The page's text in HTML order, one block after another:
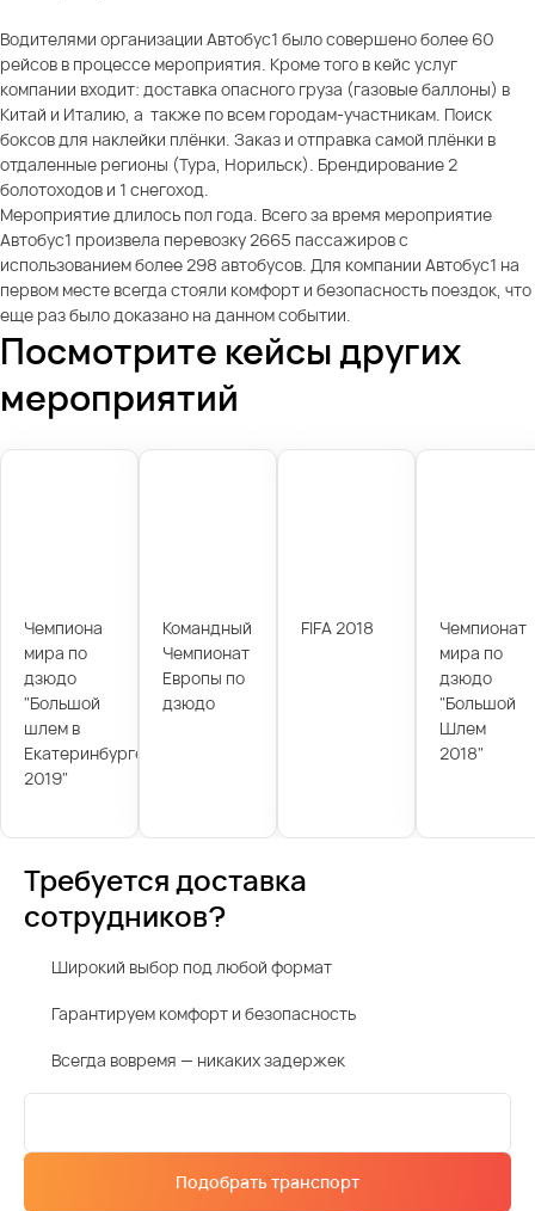
Водителями организации Автобус1 было совершено более 60
рейсов в процессе мероприятия. Кроме того в кейс услуг
компании входит: доставка опасного груза (газовые баллоны) в
Китай и Италию, а также по всем городам-участникам. Поиск
боксов для наклейки плёнки. Заказ и отправка самой плёнки в
отдаленные регионы (Тура, Норильск). Брендирование 2
болотоходов и 1 снегоход.
Мероприятие длилось пол года. Всего за время мероприятие
Автобус1 произвела перевозку 2665 пассажиров с
использованием более 298 автобусов. Для компании Автобус1 на
первом месте всегда стояли комфорт и безопасность поездок, что
еще раз было доказано на данном событии.
Посмотрите кейсы других
мероприятий
Чемпиона
мира по
дзюдо
"Большой
шлем в
Екатеринбурге
2019"
Командный
Чемпионат
Европы по
дзюдо
FIFA 2018
Чемпионат
мира по
дзюдо
"Большой
Шлем
2018"
Требуется доставка
сотрудников?
Широкий выбор под любой формат
Гарантируем комфорт и безопасность
Всегда вовремя — никаких задержек
Подобрать транспорт